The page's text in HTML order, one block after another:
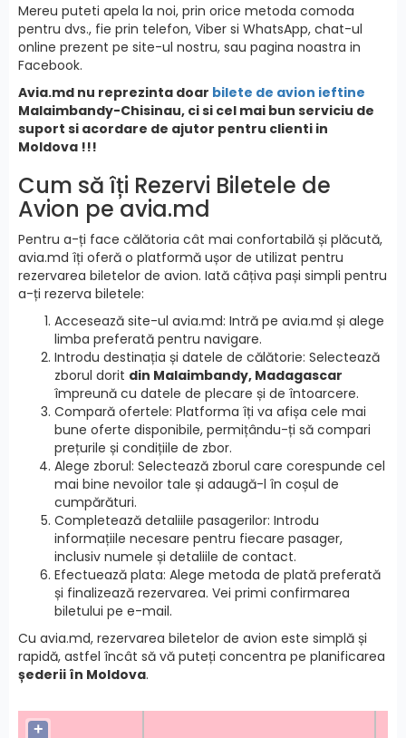
Mereu puteti apela la noi, prin orice metoda comoda
pentru dvs., fie prin telefon, Viber si WhatsApp, chat-ul
online prezent pe site-ul nostru, sau pagina noastra in
Facebook.
Avia.md nu reprezinta doar bilete de avion ieftine
Malaimbandy-Chisinau, ci si cel mai bun serviciu de
suport si acordare de ajutor pentru clienti in
Moldova !!!
Cum să îți Rezervi Biletele de
Avion pe avia.md
Pentru a-ți face călătoria cât mai confortabilă și plăcută,
avia.md îți oferă o platformă ușor de utilizat pentru
rezervarea biletelor de avion. Iată câțiva pași simpli pentru
a-ți rezerva biletele:
Accesează site-ul avia.md: Intră pe avia.md și alege
limba preferată pentru navigare.
Introdu destinația și datele de călătorie: Selectează
zborul dorit din Malaimbandy, Madagascar
împreună cu datele de plecare și de întoarcere.
Compară ofertele: Platforma îți va afișa cele mai
bune oferte disponibile, permițându-ți să compari
prețurile și condițiile de zbor.
Alege zborul: Selectează zborul care corespunde cel
mai bine nevoilor tale și adaugă-l în coșul de
cumpărături.
Completează detaliile pasagerilor: Introdu
informațiile necesare pentru fiecare pasager,
inclusiv numele și detaliile de contact.
Efectuează plata: Alege metoda de plată preferată
și finalizează rezervarea. Vei primi confirmarea
biletului pe e-mail.
Cu avia.md, rezervarea biletelor de avion este simplă și
rapidă, astfel încât să vă puteți concentra pe planificarea
șederii în Moldova.
+